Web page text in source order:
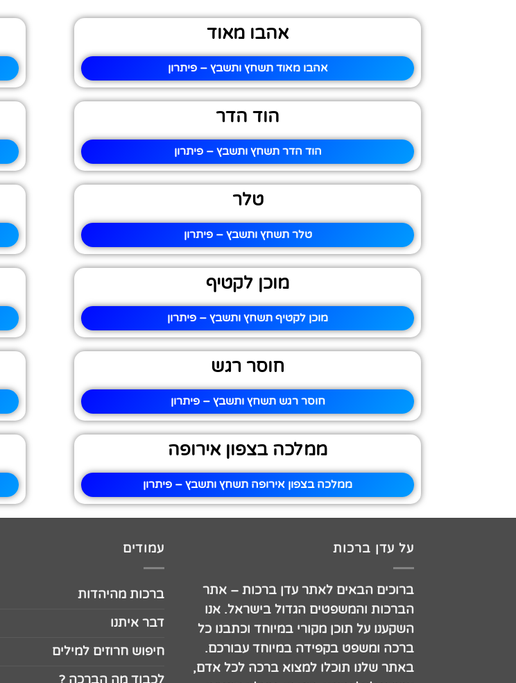
אהבו מאוד
אהבו מאוד תשחץ ותשבץ – פיתרון
הוד הדר
הוד הדר תשחץ ותשבץ – פיתרון
טלר
טלר תשחץ ותשבץ – פיתרון
מוכן לקטיף
מוכן לקטיף תשחץ ותשבץ – פיתרון
חוסר רגש
חוסר רגש תשחץ ותשבץ – פיתרון
ממלכה בצפון אירופה
ממלכה בצפון אירופה תשחץ ותשבץ – פיתרון
על עדן ברכות
ברוכים הבאים לאתר עדן ברכות – אתר
הברכות והמשפטים הגדול בישראל. אנו
השקענו על תוכן מקורי במיוחד וכתבנו כל
ברכה ומשפט בקפידה במיוחד עבורכם.
באתר שלנו תוכלו למצוא ברכה לכל אדם,
עמודים
ברכות מהיהדות
דבר איתנו
חיפוש חרוזים למילים